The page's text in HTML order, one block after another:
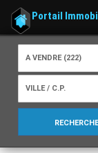
Portail
A VENDRE (222)
VILLE / C.P.